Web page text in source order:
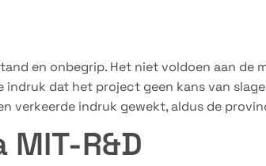
en onbegrip. Het niet voldoen aan de
dat het project geen kans van
verkeerde indruk gewekt, aldus de
R&D